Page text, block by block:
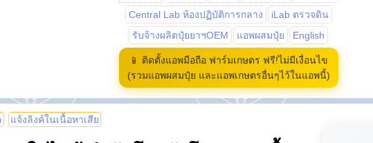
Central Lab ห้องปฏิบัติการกลาง
iLab ตรวจดิน
รับจ้างผลิตปุ๋ยยาฯOEM
แอพผสมปุ๋ย English
📱 ติดตั้งแอพมือถือ ฟาร์มเกษตร ฟรี!ไม่มีเงื่อนไข
(รวมแอพผสมปุ๋ย และแอพเกษตรอื่นๆไว้ในแอพนี้)
แจ้งลิงค์ในเนื้อหาเสีย